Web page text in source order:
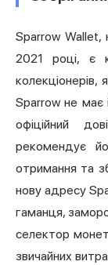
Sparrow Wallet,
2021 році, є
колекціонерів,
Sparrow не має
офіційний
рекомендує
отримання та
нову адресу
гаманця,
селектор
звичайних